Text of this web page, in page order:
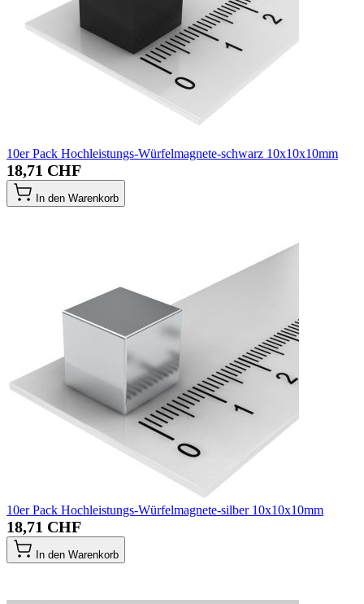
10er Pack Hochleistungs-Würfelmagnete-schwarz 10x10x10mm
18,71 CHF
In den Warenkorb
10er Pack Hochleistungs-Würfelmagnete-silber 10x10x10mm
18,71 CHF
In den Warenkorb